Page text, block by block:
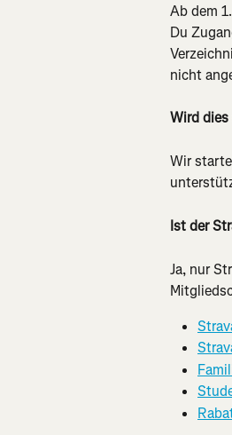
Ab dem
Du
nicht
Wird
Wir
Ist der
Ja, nur